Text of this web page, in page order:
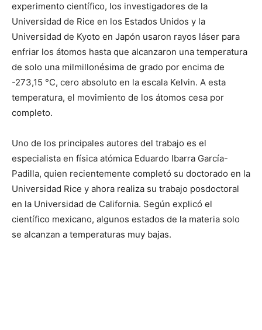
experimento científico, los investigadores de la
Universidad de Rice en los Estados Unidos y la
Universidad de Kyoto en Japón usaron rayos láser para
enfriar los átomos hasta que alcanzaron una temperatura
de solo una milmillonésima de grado por encima de
-273,15 °C, cero absoluto en la escala Kelvin. A esta
temperatura, el movimiento de los átomos cesa por
completo.
Uno de los principales autores del trabajo es el
especialista en física atómica Eduardo Ibarra García-
Padilla, quien recientemente completó su doctorado en la
Universidad Rice y ahora realiza su trabajo posdoctoral
en la Universidad de California. Según explicó el
científico mexicano, algunos estados de la materia solo
se alcanzan a temperaturas muy bajas.